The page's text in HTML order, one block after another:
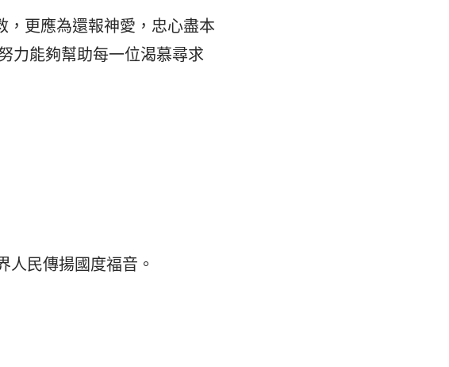
，更應為還報神愛，忠心盡本
力能夠幫助每一位渴慕尋求
人民傳揚國度福音。